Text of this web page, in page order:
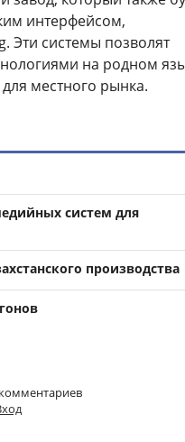
интерфейсом,
Эти системы позволят
на родном
местного рынка.
систем для
производства